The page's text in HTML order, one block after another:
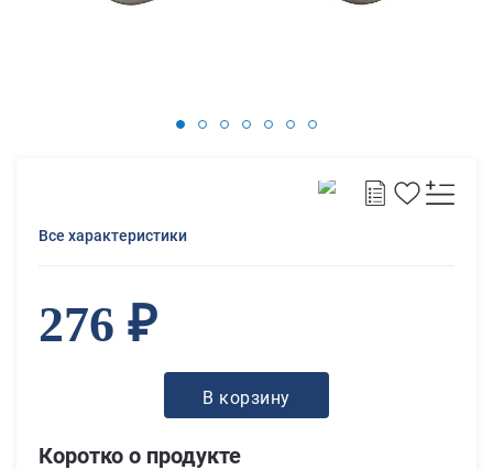
Коротко о продукте
Все характеристики
276 ₽
В корзину